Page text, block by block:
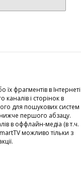
їх фрагментів в Інтернеті
і сторінок в
для пошукових систем
першого абзацу.
в оффлайн-медіа (в т.ч.
можливо тільки з